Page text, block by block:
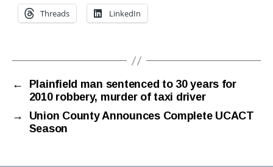
Threads LinkedIn
←
Plainfield man sentenced to 30 years for
2010 robbery, murder of taxi driver
→
Union County Announces Complete UCACT
Season